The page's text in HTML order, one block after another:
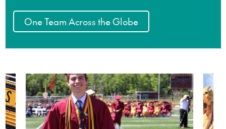
One Team Across the Globe